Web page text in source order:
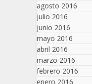
agosto 2016
julio 2016
junio 2016
mayo 2016
abril 2016
marzo 2016
febrero 2016
enero 2016